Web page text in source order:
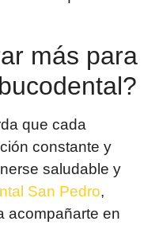
más para
que cada
constante y
saludable y
San Pedro,
acompañarte en